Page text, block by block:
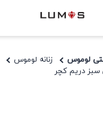
لوموس زنانه لوموس
دریم کچر